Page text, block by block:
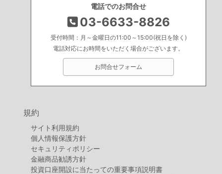
電話でのお問合せ
03-6633-8826
受付時間：月～金曜日の11:00～15:00(祝日を除く)
電話対応にお時間をいただく場合がございます。
お問合せフォーム
規約
サイト利用規約
個人情報保護方針
セキュリティポリシー
金融商品勧誘方針
投資口座開設に当たっての重要事項説明書